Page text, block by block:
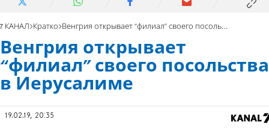
7 КАНАЛ Кратко Венгрия открывает “филиал” своего посольства в Иерусалиме
Венгрия открывает
“филиал” своего посольства
в Иерусалиме
19.02.19, 20:35